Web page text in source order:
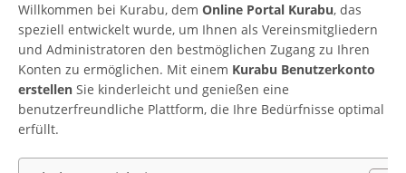
Willkommen bei Kurabu, dem Online Portal Kurabu, das
speziell entwickelt wurde, um Ihnen als Vereinsmitgliedern
und Administratoren den bestmöglichen Zugang zu Ihren
Konten zu ermöglichen. Mit einem Kurabu Benutzerkonto
erstellen Sie kinderleicht und genießen eine
benutzerfreundliche Plattform, die Ihre Bedürfnisse optimal
erfüllt.